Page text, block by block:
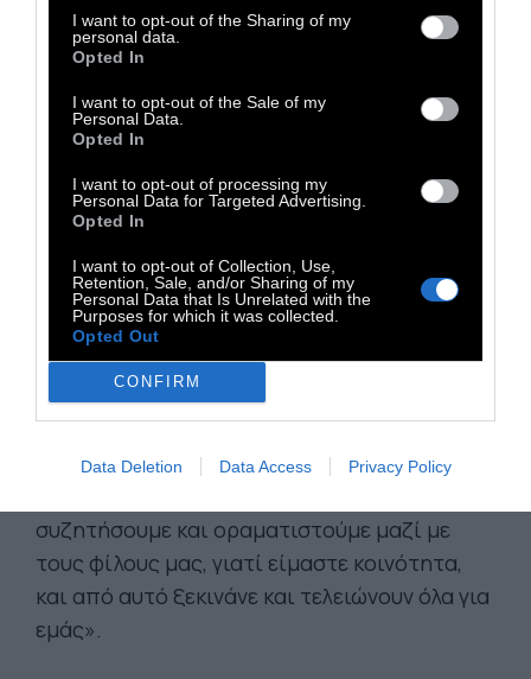
I want to opt-out of the Sharing of my
personal data.
Opted In
I want to opt-out of the Sale of my
Personal Data.
Opted In
I want to opt-out of processing my
Personal Data for Targeted Advertising.
Opted In
I want to opt-out of Collection, Use,
Retention, Sale, and/or Sharing of my
Personal Data that Is Unrelated with the
Purposes for which it was collected.
Opted Out
CONFIRM
Data Deletion Data Access Privacy Policy
lgbtqi+ και όλοι οι straight φίλοι τους που
τους αγαπάνε γι’ αυτό που είναι. Και όλα
αυτά με αναφορά τo πραγματικό dance
culture»
πρώτο πάρτι
Γιατί αγαπάει την καλή μουσική και έχει
καλό ήχο. Φιλοξενεί πλέον εκλεκτική μουσική
για να καλωσορίσουμε τους φίλους μας».
Τα μελλοντικά σχέδια περιλαμβάνουν
συναντήσεις σε χώρους της Αθήνας
αρχικά, πάρτι με αναφορά το σύγχρονο
dance culture, εκθέσεις και performances με
έργα queer καλλιτεχνών, παρουσιάσεις με
συζητήσουμε και οραματιστούμε μαζί με
τους φίλους μας, γιατί είμαστε κοινότητα,
και από αυτό ξεκινάνε και τελειώνουν όλα για
εμάς».